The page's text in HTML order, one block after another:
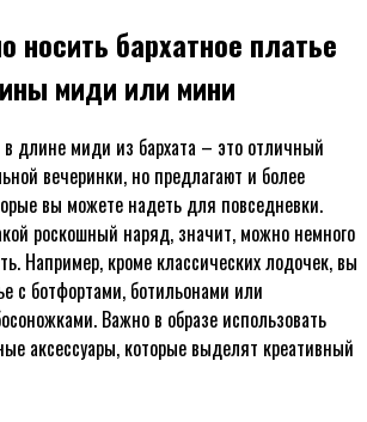
носить бархатное платье
миди или мини
в длине миди из бархата – это отличный
вечеринки, но предлагают и более
вы можете надеть для повседневки.
роскошный наряд, значит, можно немного
Например, кроме классических лодочек, вы
с ботфортами, ботильонами или
Важно в образе использовать
аксессуары, которые выделят креативный